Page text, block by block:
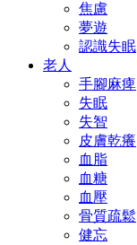
焦慮
夢遊
認識失眠
老人
手腳麻痺
失眠
失智
皮膚乾癢
血脂
血糖
血壓
骨質疏鬆
健忘